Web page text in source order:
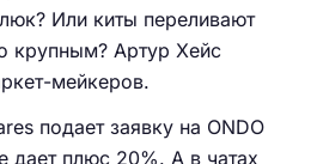
Или киты переливают
крупным? Артур Хейс
мейкеров.
подает заявку на ONDO
дает плюс 20%. А в чатах